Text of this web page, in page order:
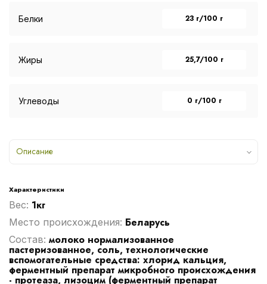
Белки 23 г/100 г
Жиры 25,7/100 г
Углеводы 0 г/100 г
Описание
Характеристики
Вес: 1кг
Место происхождения: Беларусь
Cостав: молоко нормализованное
пастеризованное, соль, технологические
вспомогательные средства: хлорид кальция,
ферментный препарат микробного происхождения
- протеаза, лизоцим (ферментный препарат